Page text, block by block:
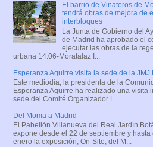
El barrio de Vinateros de
tendrá obras de mejora de
interbloques
La Junta de Gobierno del
de Madrid ha aprobado el
ejecutar las obras de la
urbana 14.06-Moratalaz I...
Esperanza Aguirre visita la sede de la JMJ
Este mediodía, la presidenta de la
Esperanza Aguirre ha realizado una visita
sede del Comité Organizador L...
Del Moma a Madrid
El Pabellón Villanueva del Real Jardín
expone desde el 22 de septiembre y hasta
enero la exposición, On-Site, del M...